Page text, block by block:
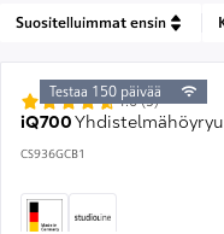
Suositelluimmat ensin
iQ700
CS936GCB1
4.6 (5)
Testaa 150 päivää